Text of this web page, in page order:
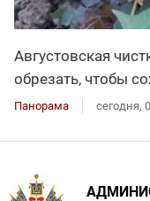
Августовская
обрезать, чтобы
Панорама сегодня,